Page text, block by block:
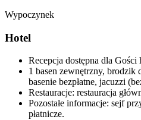
Wypoczynek
Hotel
Recepcja dostępna dla Gości
1 basen zewnętrzny, brodzik
basenie bezpłatne, jacuzzi
Restauracje: restauracja
Pozostałe informacje: sejf
płatnicze.